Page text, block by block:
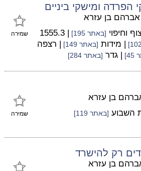
הפרדה ומישקי ביניים
שמירה
בן עזרא
וחיפוי [באתר 195] | 1555.3
| מידות [באתר 149] | רצפה
| גדר [באתר 284]
שמירה
בן עזרא
השבוע [באתר 119]
רק להישרד
בן עזרא